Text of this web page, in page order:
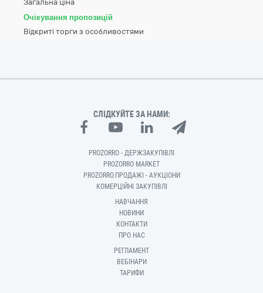
Загальна ціна
Очікування пропозицій
Відкриті торги з особливостями
СЛІДКУЙТЕ ЗА НАМИ:
PROZORRO - ДЕРЖЗАКУПІВЛІ
PROZORRO MARKET
PROZORRO.ПРОДАЖІ - АУКЦІОНИ
КОМЕРЦІЙНІ ЗАКУПІВЛІ
НАВЧАННЯ
НОВИНИ
КОНТАКТИ
ПРО НАС
РЕГЛАМЕНТ
ВЕБІНАРИ
ТАРИФИ